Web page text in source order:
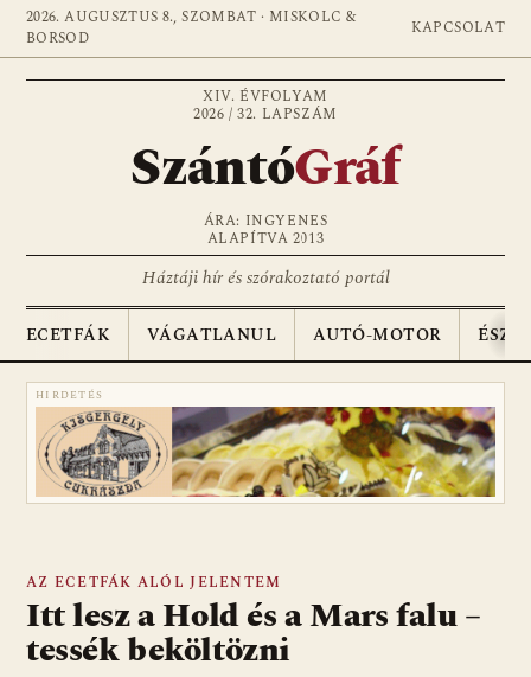
2026. AUGUSZTUS 8., SZOMBAT · MISKOLC &
BORSOD
KAPCSOLAT
XIV. ÉVFOLYAM
2026 / 32. LAPSZÁM
SzántóGráf
ÁRA: INGYENES
ALAPÍTVA 2013
Háztáji hír és szórakoztató portál
ECETFÁK VÁGATLANUL AUTÓ-MOTOR
HIRDETÉS
AZ ECETFÁK ALÓL JELENTEM
Itt lesz a Hold és a Mars falu –
tessék beköltözni